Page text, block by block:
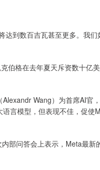
到数百吉瓦甚至更多。我
伯格在去年夏天斥资数十亿
Wang）为首席AI官
言模型，但表现不佳，促使
部问答会上表示，Meta最新